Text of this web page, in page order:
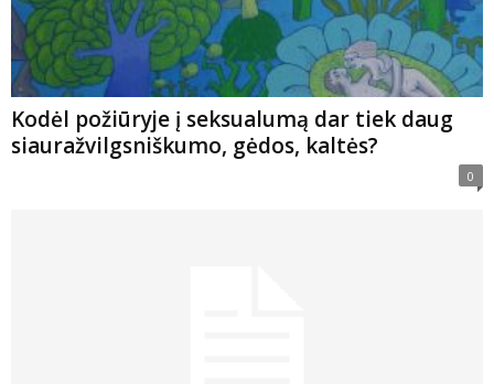
Kodėl požiūryje į seksualumą dar tiek daug
siauražvilgsniškumo, gėdos, kaltės?
0